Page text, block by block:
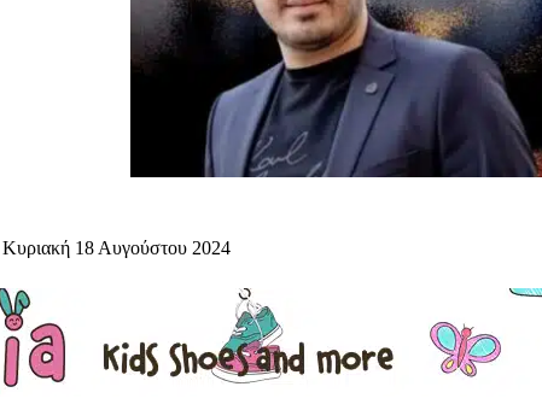
Κυριακή 18 Αυγούστου 2024